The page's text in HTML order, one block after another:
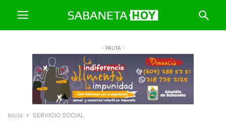
- PAUTA -
Inicio SERVICIO SOCIAL